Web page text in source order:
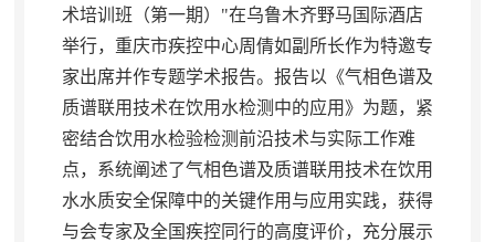
术培训班（第一期）"在乌鲁木齐野马国际酒店
举行，重庆市疾控中心周倩如副所长作为特邀专
家出席并作专题学术报告。 报告以《气相色谱及
质谱联用技术在饮用水检测中的应用》为题，紧
密结合饮用水检验检测前沿技术与实际工作难
点， 系统阐述了气相色谱及质谱联用技术在饮用
水水质安全保障中的关键作用与应用实践，获得
与会专家及全国疾控同行的高度评价， 充分展示